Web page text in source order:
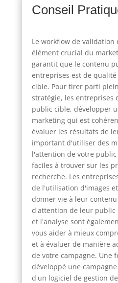
Conseil
Le workflow de validation
élément crucial du
garantit que le contenu
entreprises est de
cible. Pour tirer parti
stratégie, les entreprises
public cible, développer
marketing qui est
évaluer les résultats de
important d'utiliser des
l'attention de votre
faciles à trouver sur les
recherche. Les
de l'utilisation d'images
donner vie à leur
d'attention de leur public
et l'analyse sont
vous aider à mieux
et à évaluer de manière
de votre campagne. Une
développé une
d'un logiciel de gestion